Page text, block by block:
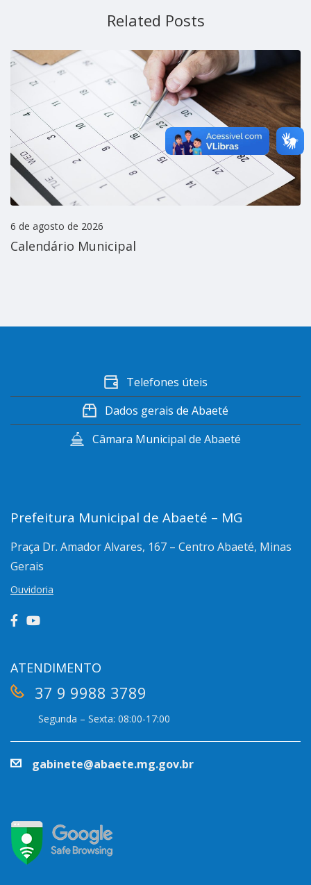
Related Posts
Calendário Municipal
6 de agosto de 2026
Telefones úteis
Dados gerais de Abaeté
Câmara Municipal de Abaeté
Prefeitura Municipal de Abaeté – MG
Praça Dr. Amador Alvares, 167 – Centro Abaeté, Minas
Gerais
Ouvidoria
ATENDIMENTO
37 9 9988 3789
Segunda – Sexta: 08:00-17:00
gabinete@abaete.mg.gov.br